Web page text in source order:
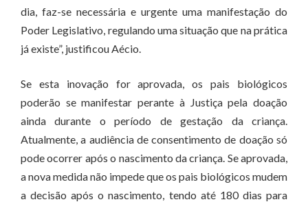
dia, faz-se necessária e urgente uma manifestação do
Poder Legislativo, regulando uma situação que na prática
já existe”, justificou Aécio.
Se esta inovação for aprovada, os pais biológicos
poderão se manifestar perante à Justiça pela doação
ainda durante o período de gestação da criança.
Atualmente, a audiência de consentimento de doação só
pode ocorrer após o nascimento da criança. Se aprovada,
a nova medida não impede que os pais biológicos mudem
a decisão após o nascimento, tendo até 180 dias para